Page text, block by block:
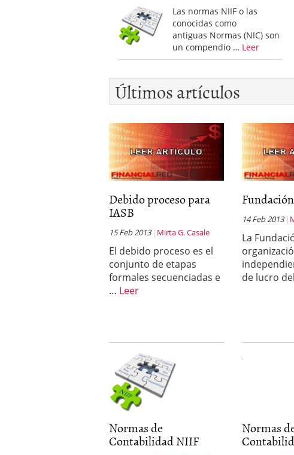
Las normas NIIF o las
conocidas como
antiguas Normas (NIC) son
un compendio … Leer
Últimos artículos
Debido proceso para
IASB
15 Feb 2013 Mirta G. Casale
El debido proceso es el
conjunto de etapas
formales secuenciadas e
… Leer
14 Feb 2013
La
de lucro
Normas de
Contabilidad NIIF
Normas